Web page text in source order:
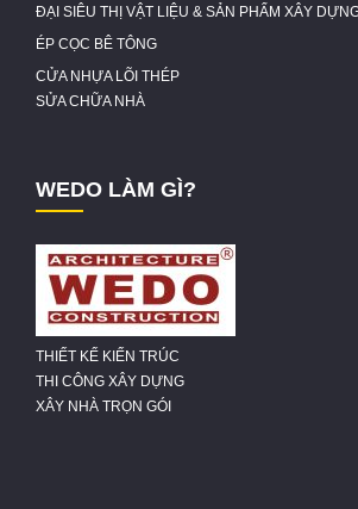
ĐẠI SIÊU THỊ VẬT LIỆU & SẢN PHẨM XÂY
ÉP CỌC BÊ TÔNG
CỬA NHỰA LÕI THÉP
SỬA CHỮA NHÀ
WEDO LÀM GÌ?
THIẾT KẾ KIẾN TRÚC
THI CÔNG XÂY DỰNG
XÂY NHÀ TRỌN GÓI